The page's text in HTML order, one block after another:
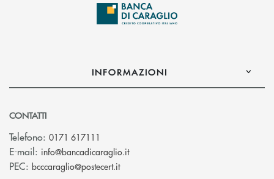
INFORMAZIONI
CONTATTI
Telefono: 0171 617111
E-mail: info@bancadicaraglio.it(si apre l’app di posta elettronica)
PEC: bcccaraglio@postecert.it(si apre l’app di posta elettronica)